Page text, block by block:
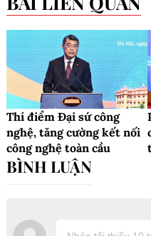
Thí điểm Đại sứ công
nghệ, tăng cường kết nối
công nghệ toàn cầu